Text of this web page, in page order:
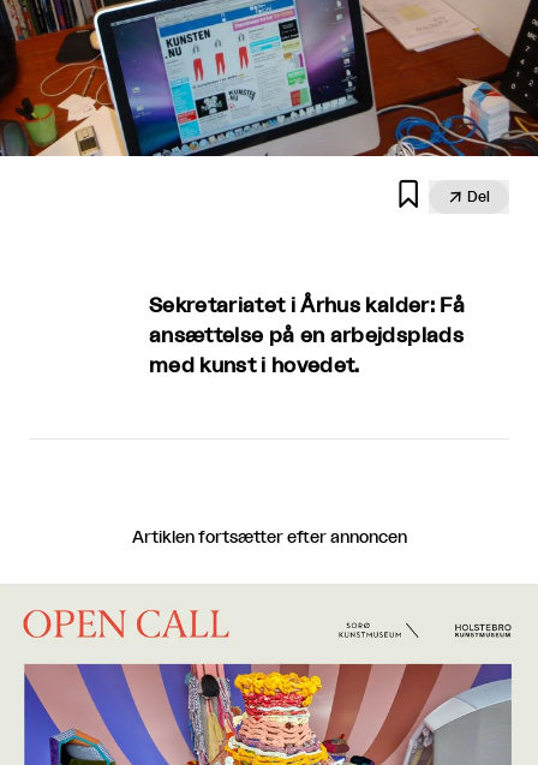
  Del
Sekretariatet i Århus kalder: Få
ansættelse på en arbejdsplads
med kunst i hovedet.
Artiklen fortsætter efter annoncen